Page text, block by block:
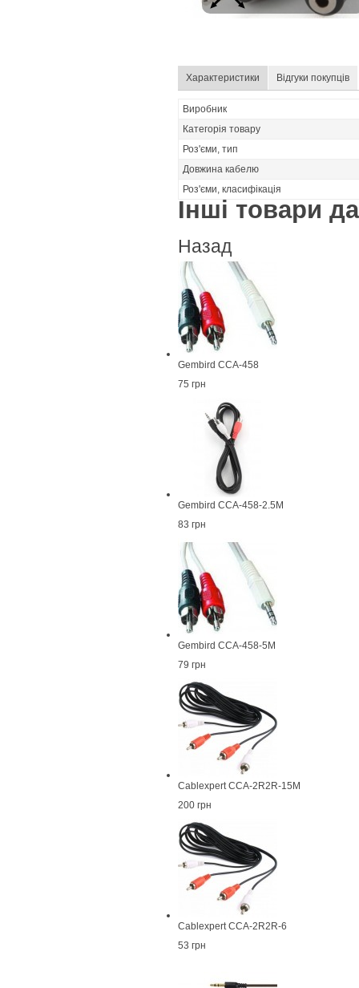
Характеристики Відгуки покупців
Виробник
Категорія товару
Роз'єми, тип
Довжина кабелю
Роз'єми, класифікація
Інші товари
Назад
Gembird CCA-458
75 грн
Gembird CCA-458-2.5M
83 грн
Gembird CCA-458-5M
79 грн
Cablexpert CCA-2R2R-15M
200 грн
Cablexpert CCA-2R2R-6
53 грн